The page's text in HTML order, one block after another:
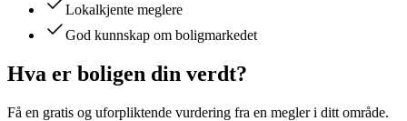
Lokalkjente meglere
God kunnskap om boligmarkedet
Hva er boligen din verdt?
Få en gratis og uforpliktende vurdering fra en megler i ditt område.